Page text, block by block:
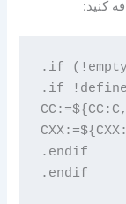
کنید:
.if
.if
.endif